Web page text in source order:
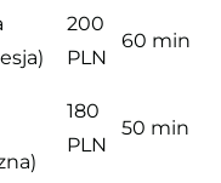
200
PLN
60 min
180
PLN
50 min